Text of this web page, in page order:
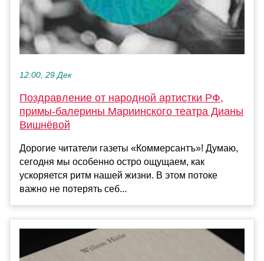
12:00, 29 Дек
Поздравление от народной артистки РФ,
примы-балерины Мариинского театра Дианы
Вишнёвой
Дорогие читатели газеты «Коммерсантъ»! Думаю,
сегодня мы особенно остро ощущаем, как
ускоряется ритм нашей жизни. В этом потоке
важно не потерять себ...